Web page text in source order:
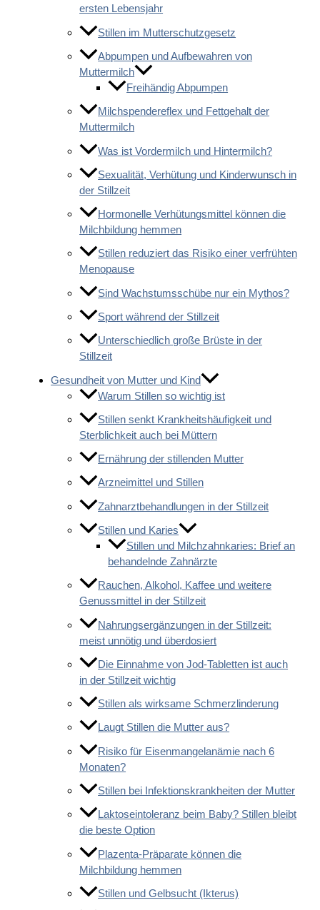
ersten Lebensjahr
Stillen im Mutterschutzgesetz
Abpumpen und Aufbewahren von
Muttermilch
Freihändig Abpumpen
Milchspendereflex und Fettgehalt der
Muttermilch
Was ist Vordermilch und Hintermilch?
Sexualität, Verhütung und Kinderwunsch in
der Stillzeit
Hormonelle Verhütungsmittel können die
Milchbildung hemmen
Stillen reduziert das Risiko einer verfrühten
Menopause
Sind Wachstumsschübe nur ein Mythos?
Sport während der Stillzeit
Unterschiedlich große Brüste in der
Stillzeit
Gesundheit von Mutter und Kind
Warum Stillen so wichtig ist
Stillen senkt Krankheitshäufigkeit und
Sterblichkeit auch bei Müttern
Ernährung der stillenden Mutter
Arzneimittel und Stillen
Zahnarztbehandlungen in der Stillzeit
Stillen und Karies
Stillen und Milchzahnkaries: Brief an
behandelnde Zahnärzte
Rauchen, Alkohol, Kaffee und weitere
Genussmittel in der Stillzeit
Nahrungsergänzungen in der Stillzeit:
meist unnötig und überdosiert
Die Einnahme von Jod-Tabletten ist auch
in der Stillzeit wichtig
Stillen als wirksame Schmerzlinderung
Laugt Stillen die Mutter aus?
Risiko für Eisenmangelanämie nach 6
Monaten?
Stillen bei Infektionskrankheiten der Mutter
Laktoseintoleranz beim Baby? Stillen bleibt
die beste Option
Plazenta-Präparate können die
Milchbildung hemmen
Stillen und Gelbsucht (Ikterus)